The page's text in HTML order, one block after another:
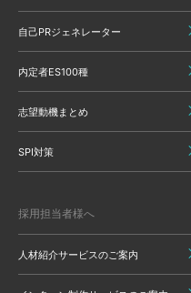
自己PRジェネレーター
内定者ES100種
志望動機まとめ
SPI対策
採用担当者様へ
人材紹介サービスのご案内